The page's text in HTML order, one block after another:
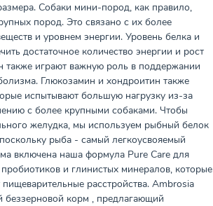
Собаки мини-пород, как правило,
пород. Это связано с их более
и уровнем энергии. Уровень белка и
достаточное количество энергии и рост
играют важную роль в поддержании
Глюкозамин и хондроитин также
испытывают большую нагрузку из-за
с более крупными собаками. Чтобы
желудка, мы используем рыбный белок
рыба - самый легкоусвояемый
включена наша формула Pure Care для
и глинистых минералов, которые
расстройства. Ambrosia
беззерновой корм , предлагающий